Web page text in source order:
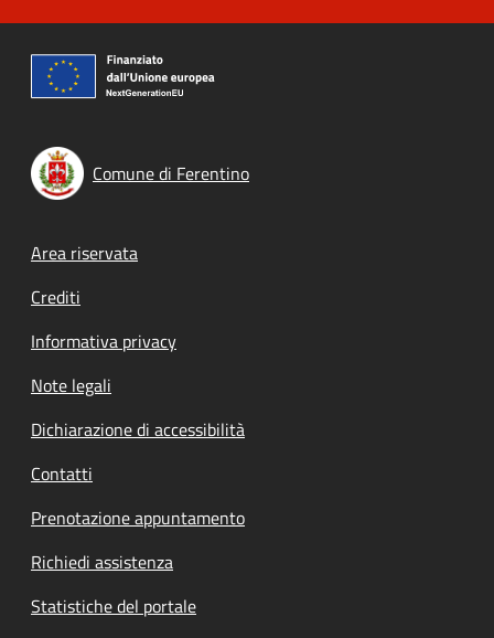
Comune di Ferentino
Footer menu
Area riservata
Crediti
Informativa privacy
Note legali
Dichiarazione di accessibilità
Contatti
Prenotazione appuntamento
Richiedi assistenza
Statistiche del portale